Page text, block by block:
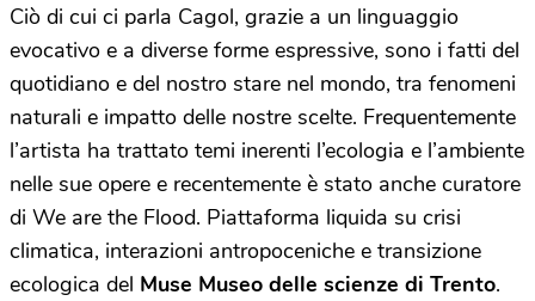
Ciò di cui ci parla Cagol, grazie a un linguaggio
evocativo e a diverse forme espressive, sono i fatti del
quotidiano e del nostro stare nel mondo, tra fenomeni
naturali e impatto delle nostre scelte. Frequentemente
l’artista ha trattato temi inerenti l’ecologia e l’ambiente
nelle sue opere e recentemente è stato anche curatore
di We are the Flood. Piattaforma liquida su crisi
climatica, interazioni antropoceniche e transizione
ecologica del Muse Museo delle scienze di Trento.